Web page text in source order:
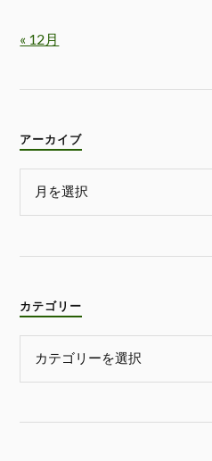
« 12月
アーカイブ
カテゴリー